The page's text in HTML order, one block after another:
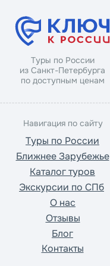
Навигация по сайту
Каталог туров
Ближнее Зарубежье
Туры по России
О нас
Экскурсии по СПб
Отзывы
Блог
Контакты
Туры по России
из Санкт-Петербурга
по доступным ценам